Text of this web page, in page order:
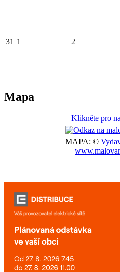
31 1 2
Mapa
Klikněte pro
MAPA: ©